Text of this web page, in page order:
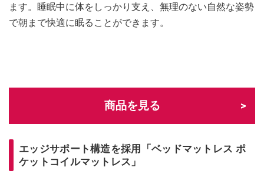
ます。睡眠中に体をしっかり支え、無理のない自然な姿勢
で朝まで快適に眠ることができます。
商品を見る
エッジサポート構造を採用「ベッドマットレス ポ
ケットコイルマットレス」